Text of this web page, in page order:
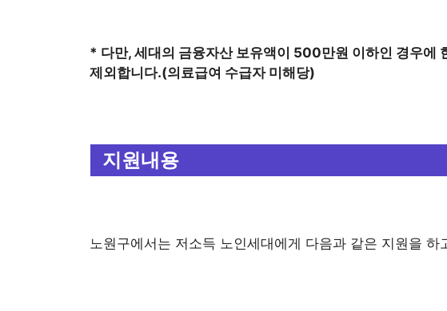
* 다만, 세대의 금융자산 보유액이 500만원 이하인 경우에
제외합니다.(의료급여 수급자 미해당)
지원내용
노원구에서는 저소득 노인세대에게 다음과 같은 지원을 하